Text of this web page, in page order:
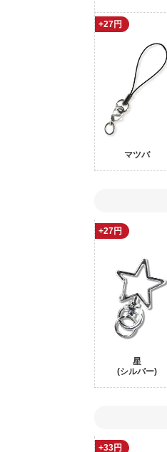
マツバ
+27円
星
(シルバー)
+27円
+33円